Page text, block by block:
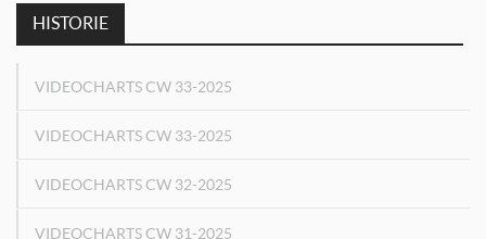
HISTORIE
VIDEOCHARTS CW 33-2025
VIDEOCHARTS CW 33-2025
VIDEOCHARTS CW 32-2025
VIDEOCHARTS CW 31-2025